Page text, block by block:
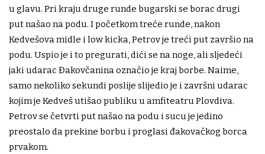
u glavu. Pri kraju druge runde bugarski se borac drugi
put našao na podu. I početkom treće runde, nakon
Kedvešova midle i low kicka, Petrov je treći put završio na
podu. Uspio je i to pregurati, dići se na noge, ali sljedeći
jaki udarac Đakovčanina označio je kraj borbe. Naime,
samo nekoliko sekundi poslije slijedio je i završni udarac
kojim je Kedveš utišao publiku u amfiteatru Plovdiva.
Petrov se četvrti put našao na podu i sucu je jedino
preostalo da prekine borbu i proglasi đakovačkog borca
prvakom.